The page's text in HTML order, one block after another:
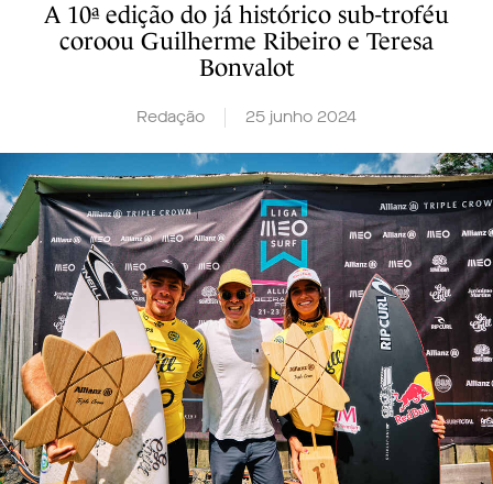
A 10ª edição do já histórico sub-troféu
coroou Guilherme Ribeiro e Teresa
Bonvalot
Redação 25 junho 2024